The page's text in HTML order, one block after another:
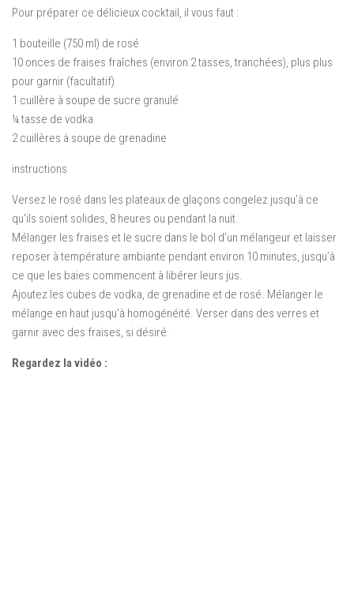
Pour préparer ce délicieux cocktail, il vous faut :
1 bouteille (750 ml) de rosé
10 onces de fraises fraîches (environ 2 tasses, tranchées), plus plus
pour garnir (facultatif)
1 cuillère à soupe de sucre granulé
¼ tasse de vodka
2 cuillères à soupe de grenadine
instructions
Versez le rosé dans les plateaux de glaçons congelez jusqu’à ce
qu’ils soient solides, 8 heures ou pendant la nuit.
Mélanger les fraises et le sucre dans le bol d’un mélangeur et laisser
reposer à température ambiante pendant environ 10 minutes, jusqu’à
ce que les baies commencent à libérer leurs jus.
Ajoutez les cubes de vodka, de grenadine et de rosé. Mélanger le
mélange en haut jusqu’à homogénéité. Verser dans des verres et
garnir avec des fraises, si désiré.
Regardez la vidéo :